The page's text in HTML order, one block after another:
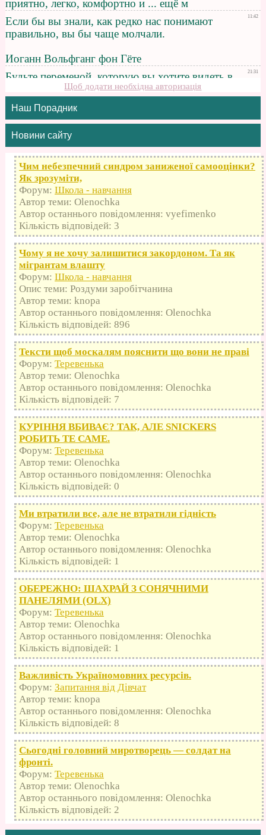
Щоб додати необхідна авторизація
Наш Порадник
Новини сайту
Чим небезпечний синдром заниженої самооцінки?
Як зрозуміти,
Форум: Школа - навчання
Автор теми: Olenochka
Автор останнього повідомлення: vyefimenko
Кількість відповідей: 3
Чому я не хочу залишитися закордоном. Та як
мігрантам влашту
Форум: Школа - навчання
Опис теми: Роздуми заробітчанина
Автор теми: knopa
Автор останнього повідомлення: Olenochka
Кількість відповідей: 896
Тексти щоб москалям пояснити що вони не праві
Форум: Теревенька
Автор теми: Olenochka
Автор останнього повідомлення: Olenochka
Кількість відповідей: 7
КУРІННЯ ВБИВАЄ? ТАК, АЛЕ SNICKERS
РОБИТЬ ТЕ САМЕ.
Форум: Теревенька
Автор теми: Olenochka
Автор останнього повідомлення: Olenochka
Кількість відповідей: 0
Ми втратили все, але не втратили гідність
Форум: Теревенька
Автор теми: Olenochka
Автор останнього повідомлення: Olenochka
Кількість відповідей: 1
ОБЕРЕЖНО: ШАХРАЙ З СОНЯЧНИМИ
ПАНЕЛЯМИ (OLX)
Форум: Теревенька
Автор теми: Olenochka
Автор останнього повідомлення: Olenochka
Кількість відповідей: 1
Важливість Україномовних ресурсів.
Форум: Запитання від Дівчат
Автор теми: knopa
Автор останнього повідомлення: Olenochka
Кількість відповідей: 8
Сьогодні головний миротворець — солдат на
фронті.
Форум: Теревенька
Автор теми: Olenochka
Автор останнього повідомлення: Olenochka
Кількість відповідей: 2